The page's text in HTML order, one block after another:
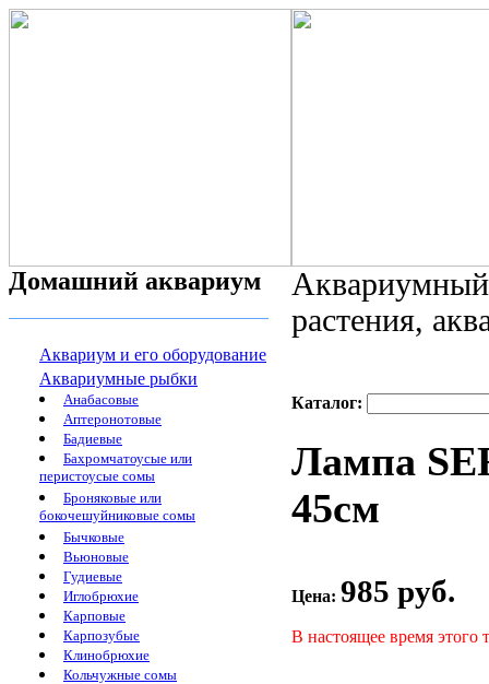
Домашний аквариум
Аквариум и его оборудование
Аквариумные рыбки
Анабасовые
Аптеронотовые
Бадиевые
Бахромчатоусые или
перистоусые сомы
Броняковые или
бокочешуйниковые сомы
Бычковые
Вьюновые
Гудиевые
Иглобрюхие
Карповые
Карпозубые
Клинобрюхие
Кольчужные сомы
растения,
Каталог:
Лампа
45см
Цена: 985 руб.
В настоящее время этого